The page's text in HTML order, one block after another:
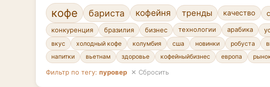
кофе бариста кофейня тренды качество
конкуренция бразилия бизнес технологии арабика
вкус
холодный кофе колумбия сша новинки робуста
напитки
вьетнам здоровье кофейныйбизнес европа
Фильтр по тегу: пуровер ✕ Сбросить